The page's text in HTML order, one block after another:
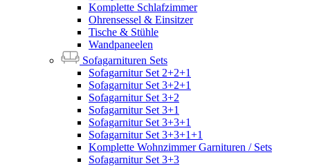
Komplette Schlafzimmer
Ohrensessel & Einsitzer
Tische & Stühle
Wandpaneelen
Sofagarnituren Sets
Sofagarnitur Set 2+2+1
Sofagarnitur Set 3+2+1
Sofagarnitur Set 3+2
Sofagarnitur Set 3+1
Sofagarnitur Set 3+3+1
Sofagarnitur Set 3+3+1+1
Komplette Wohnzimmer Garnituren / Sets
Sofagarnitur Set 3+3